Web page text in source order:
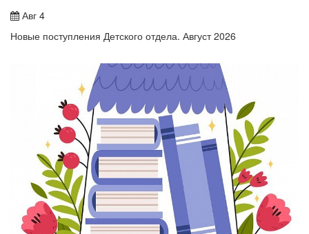
Авг 4
Новые поступления Детского отдела. Август 2026